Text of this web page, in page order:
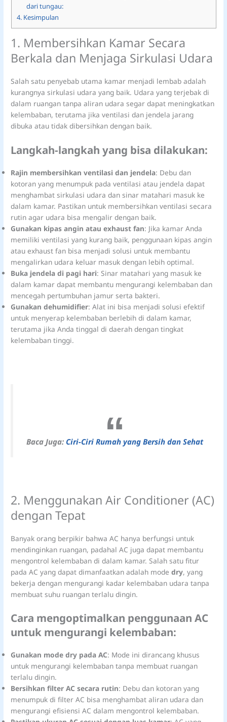
dari tungau:
4.Kesimpulan
1. Membersihkan Kamar Secara
Berkala dan Menjaga Sirkulasi Udara
Salah satu penyebab utama kamar menjadi lembab adalah
kurangnya sirkulasi udara yang baik. Udara yang terjebak di
dalam ruangan tanpa aliran udara segar dapat meningkatkan
kelembaban, terutama jika ventilasi dan jendela jarang
dibuka atau tidak dibersihkan dengan baik.
Langkah-langkah yang bisa dilakukan:
Rajin membersihkan ventilasi dan jendela: Debu dan
kotoran yang menumpuk pada ventilasi atau jendela dapat
menghambat sirkulasi udara dan sinar matahari masuk ke
dalam kamar. Pastikan untuk membersihkan ventilasi secara
rutin agar udara bisa mengalir dengan baik.
Gunakan kipas angin atau exhaust fan: Jika kamar Anda
memiliki ventilasi yang kurang baik, penggunaan kipas angin
atau exhaust fan bisa menjadi solusi untuk membantu
mengalirkan udara keluar masuk dengan lebih optimal.
Buka jendela di pagi hari: Sinar matahari yang masuk ke
dalam kamar dapat membantu mengurangi kelembaban dan
mencegah pertumbuhan jamur serta bakteri.
Gunakan dehumidifier: Alat ini bisa menjadi solusi efektif
untuk menyerap kelembaban berlebih di dalam kamar,
terutama jika Anda tinggal di daerah dengan tingkat
kelembaban tinggi.
Baca Juga: Ciri-Ciri Rumah yang Bersih dan Sehat
2. Menggunakan Air Conditioner (AC)
dengan Tepat
Banyak orang berpikir bahwa AC hanya berfungsi untuk
mendinginkan ruangan, padahal AC juga dapat membantu
mengontrol kelembaban di dalam kamar. Salah satu fitur
pada AC yang dapat dimanfaatkan adalah modedry, yang
bekerja dengan mengurangi kadar kelembaban udara tanpa
membuat suhu ruangan terlalu dingin.
Cara mengoptimalkan penggunaan AC
untuk mengurangi kelembaban:
Gunakan mode dry pada AC: Mode ini dirancang khusus
untuk mengurangi kelembaban tanpa membuat ruangan
terlalu dingin.
Bersihkan filter AC secara rutin: Debu dan kotoran yang
menumpuk di filter AC bisa menghambat aliran udara dan
mengurangi efisiensi AC dalam mengontrol kelembaban.